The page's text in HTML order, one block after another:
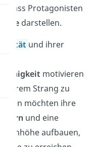
dass Protagonisten
darstellen.
und ihrer
motivieren
ihrem Strang zu
möchten ihre
und eine
aufbauen,